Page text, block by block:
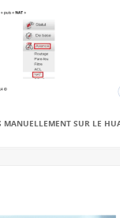
MANUELLEMENT SUR LE